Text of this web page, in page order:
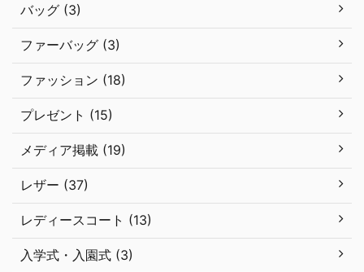
バッグ (3)
ファーバッグ (3)
ファッション (18)
プレゼント (15)
メディア掲載 (19)
レザー (37)
レディースコート (13)
入学式・入園式 (3)